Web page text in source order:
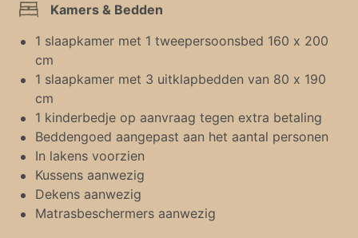
Kamers & Bedden
1 slaapkamer met 1 tweepersoonsbed 160 x 200
cm
1 slaapkamer met 3 uitklapbedden van 80 x 190
cm
1 kinderbedje op aanvraag tegen extra betaling
Beddengoed aangepast aan het aantal personen
In lakens voorzien
Kussens aanwezig
Dekens aanwezig
Matrasbeschermers aanwezig